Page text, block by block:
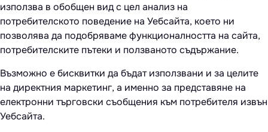
използва в обобщен вид с цел анализ на
потребителското поведение на Уебсайта, което ни
позволява да подобряваме функционалността на сайта,
потребителските пътеки и ползваното съдържание.
Възможно е бисквитки да бъдат използвани и за целите
на директния маркетинг, а именно за представяне на
електронни търговски съобщения към потребителя извън
Уебсайта.